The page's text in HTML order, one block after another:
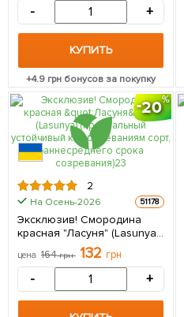
упаковке
- +
КУПИТЬ
+4.9 грн бонусов за покупку
20
2
На Осень-2026 51178
Эксклюзив! Смородина
красная "Ласуня" (Lasunya)
(премиальный устойчивый
к заболеваниям сорт,
раннесреднего срока
созревания) 1 саженец в
упаковке
цена 164грн 132 грн
- +